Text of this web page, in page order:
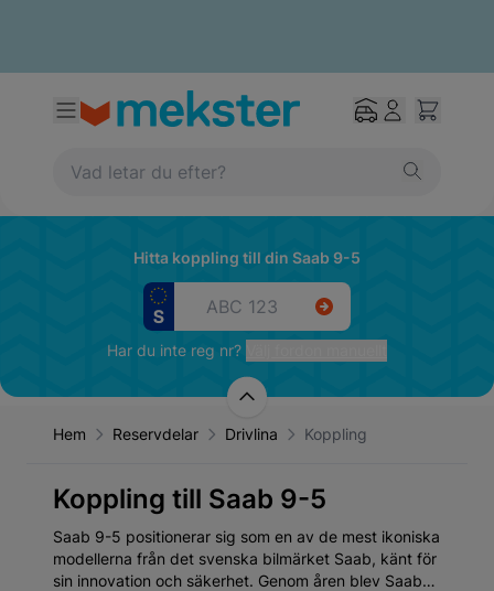
Hitta koppling till din Saab 9-5
Har du inte reg nr?
Hem Reservdelar Drivlina Koppling
Koppling till Saab 9-5
Saab 9-5 positionerar sig som en av de mest ikoniska
modellerna från det svenska bilmärket Saab, känt för
sin innovation och säkerhet. Genom åren blev Saab